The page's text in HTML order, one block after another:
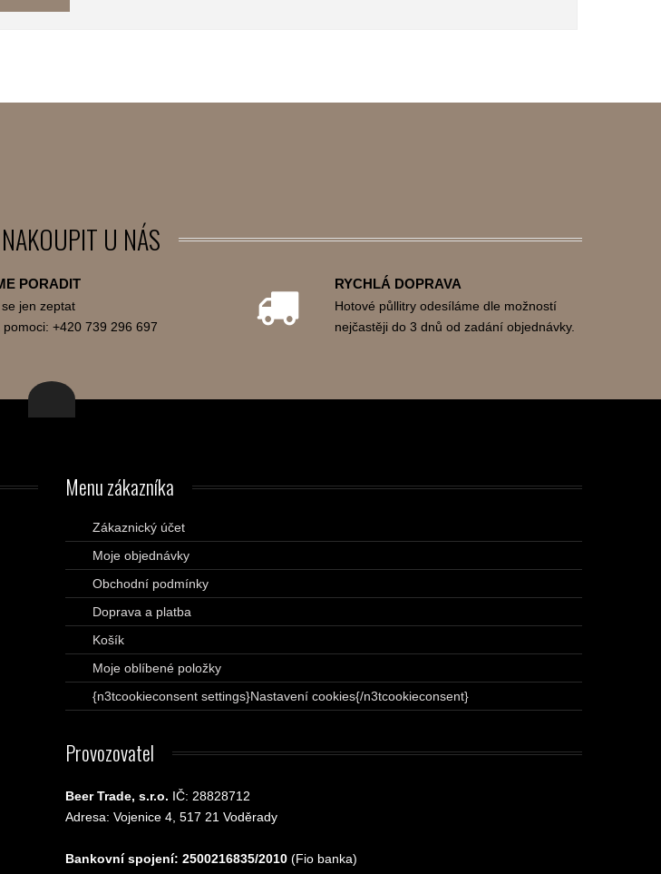
NAKOUPIT U NÁS
PORADIT
jen zeptat
pomoci: +420 739 296 697
RYCHLÁ DOPRAVA
Hotové půllitry odesíláme dle možností
nejčastěji do 3 dnů od zadání objednávky.
Menuzákazníka
Zákaznický účet
Moje objednávky
Obchodní podmínky
Doprava a platba
Košík
Moje oblíbené položky
{n3tcookieconsent settings}Nastavení cookies{/n3tcookieconsent}
Provozovatel
Beer Trade, s.r.o. IČ: 28828712
Adresa: Vojenice 4, 517 21 Voděrady
Bankovní spojení: 2500216835/2010 (Fio banka)